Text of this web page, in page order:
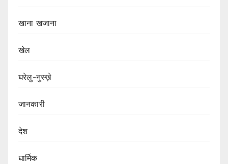
खाना खजाना
खेल
घरेलु-नुस्ख़े
जानकारी
देश
धार्मिक